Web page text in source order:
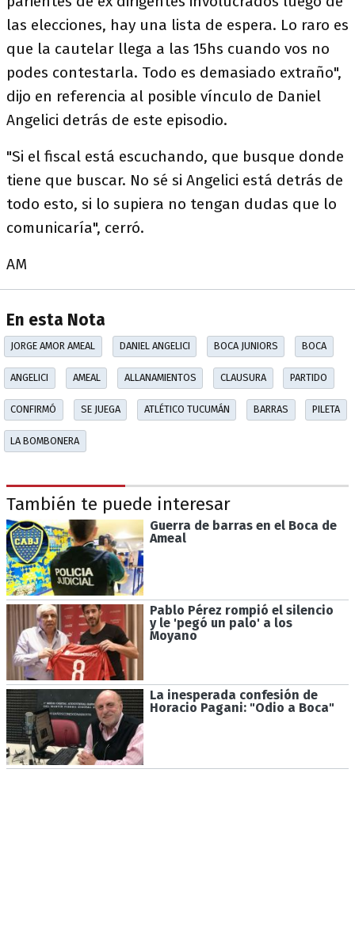
las elecciones, hay una lista de espera. Lo raro es
que la cautelar llega a las 15hs cuando vos no
podes contestarla. Todo es demasiado extraño",
dijo en referencia al posible vínculo de Daniel
Angelici detrás de este episodio.
"Si el fiscal está escuchando, que busque donde
tiene que buscar. No sé si Angelici está detrás de
todo esto, si lo supiera no tengan dudas que lo
comunicaría", cerró.
AM
En esta Nota
JORGE AMOR AMEAL DANIEL ANGELICI BOCA JUNIORS BOCA
ANGELICI AMEAL ALLANAMIENTOS CLAUSURA PARTIDO
CONFIRMÓ SE JUEGA ATLÉTICO TUCUMÁN BARRAS PILETA
LA BOMBONERA
También te puede interesar
Guerra de barras en el Boca de
Ameal
Pablo Pérez rompió el silencio
y le 'pegó un palo' a los
Moyano
La inesperada confesión de
Horacio Pagani: "Odio a Boca"